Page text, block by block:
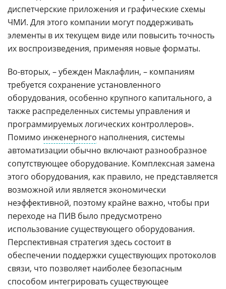
диспетчерские приложения и графические схемы
ЧМИ. Для этого компании могут поддерживать
элементы в их текущем виде или повысить точность
их воспроизведения, применяя новые форматы.
Во-вторых, – убежден Маклафлин, – компаниям
требуется сохранение установленного
оборудования, особенно крупного капитального, а
также распределенных системы управления и
программируемых логических контроллеров».
Помимо инженерного наполнения, системы
автоматизации обычно включают разнообразное
сопутствующее оборудование. Комплексная замена
этого оборудования, как правило, не представляется
возможной или является экономически
неэффективной, поэтому крайне важно, чтобы при
переходе на ПИВ было предусмотрено
использование существующего оборудования.
Перспективная стратегия здесь состоит в
обеспечении поддержки существующих протоколов
связи, что позволяет наиболее безопасным
способом интегрировать существующее